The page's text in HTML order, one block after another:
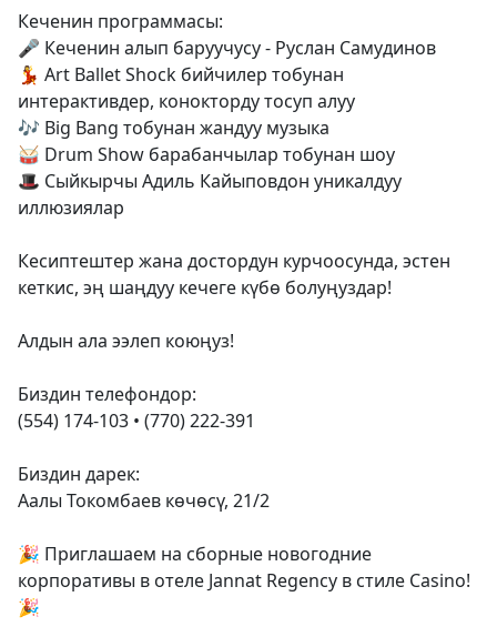
Кеченин программасы:
🎤 Кеченин алып баруучусу - Руслан Самудинов
💃 Art Ballet Shock бийчилер тобунан
интерактивдер, конокторду тосуп алуу
🎶 Big Bang тобунан жандуу музыка
🥁 Drum Show барабанчылар тобунан шоу
🎩 Сыйкырчы Адиль Кайыповдон уникалдуу
иллюзиялар
Кесиптештер жана достордун курчоосунда, эстен
кеткис, эң шаңдуу кечеге күбө болуңуздар!
Алдын ала ээлеп коюңуз!
Биздин телефондор:
(554) 174-103 • (770) 222-391
Биздин дарек:
Аалы Токомбаев көчөсү, 21/2
🎉 Приглашаем на сборные новогодние
корпоративы в отеле Jannat Regency в стиле Casino!
🎉